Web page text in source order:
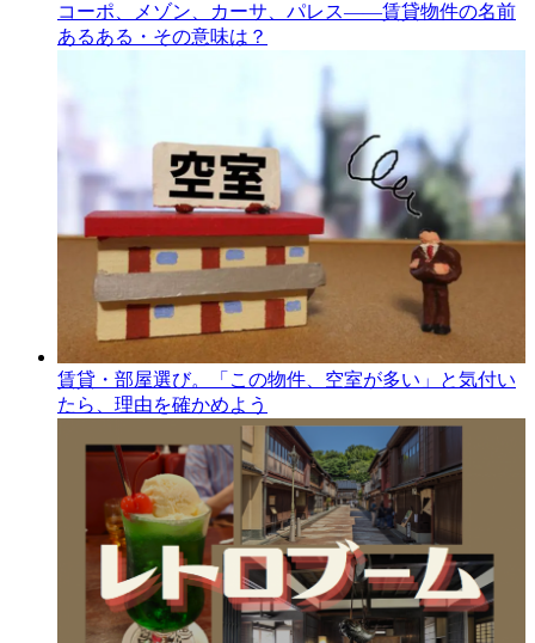
コーポ、メゾン、カーサ、パレス――賃貸物件の名前
あるある・その意味は？
賃貸・部屋選び。「この物件、空室が多い」と気付い
たら、理由を確かめよう